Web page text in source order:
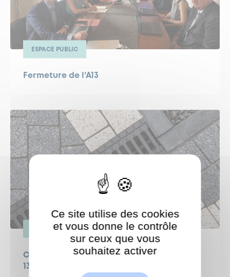
ESPACE PUBLIC
Fermeture de l’A13
ESPACE PUBLIC
Campagne de curage des avaloirs - dès le
13 juillet
ShareThis est désactivé.
Ce site utilise des cookies
et vous donne le contrôle
sur ceux que vous
souhaitez activer